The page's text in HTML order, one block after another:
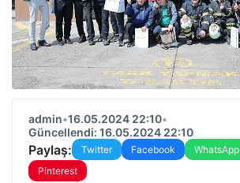
admin•16.05.2024 22:10•
Güncellendi: 16.05.2024 22:10
Paylaş: Twitter Facebook WhatsApp
Pinterest